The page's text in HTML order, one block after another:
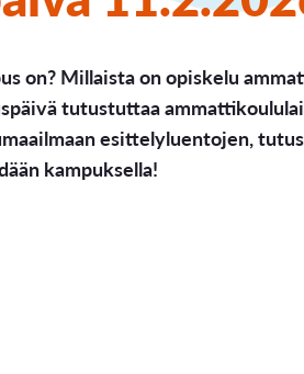
on? Millaista on opiskelu
tutustuttaa
esittelyluentojen,
kampuksella!